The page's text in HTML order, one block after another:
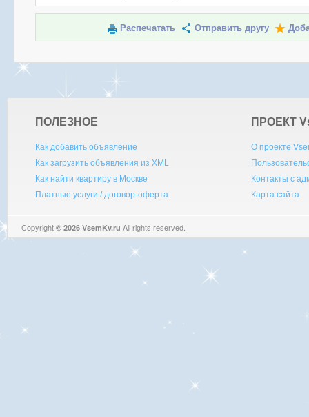
Распечатать Отправить другу
ПОЛЕЗНОЕ
Как добавить объявление
Как загрузить объявления из XML
Как найти квартиру в Москве
Платные услуги / договор-оферта
ПРОЕКТ V
О проекте
Контакты с
Карта сайта
Copyright © 2026 VsemKv.ru All rights reserved.